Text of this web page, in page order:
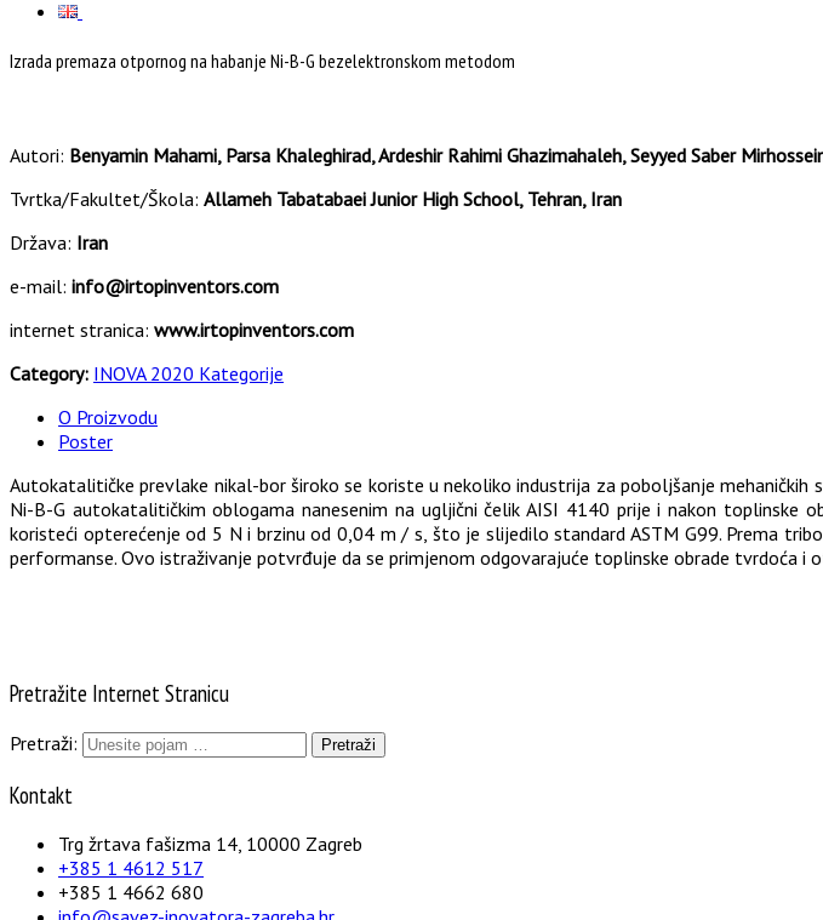
Izrada premaza otpornog na habanje Ni-B-G bezelektronskom metodom
Autori: Benyamin Mahami, Parsa Khaleghirad, Ardeshir Rahimi Ghazimahaleh, Seyyed Saber
Tvrtka/Fakultet/Škola: Allameh Tabatabaei Junior High School, Tehran, Iran
Država: Iran
e-mail: info@irtopinventors.com
internet stranica: www.irtopinventors.com
Category: INOVA 2020 Kategorije
O Proizvodu
Poster
Autokatalitičke prevlake nikal-bor široko se koriste u nekoliko industrija za poboljšanje
Ni-B-G autokatalitičkim oblogama nanesenim na ugljični čelik AISI 4140 prije i nakon toplinske
koristeći opterećenje od 5 N i brzinu od 0,04 m / s, što je slijedilo standard ASTM G99. Prema
performanse. Ovo istraživanje potvrđuje da se primjenom odgovarajuće toplinske obrade tvrdoća
Pretražite Internet Stranicu
Pretraži:
Kontakt
Trg žrtava fašizma 14, 10000 Zagreb
+385 1 4612 517
+385 1 4662 680